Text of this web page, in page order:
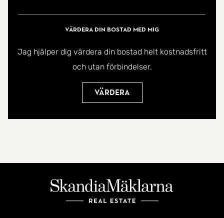
bilfärd till tågstationen i Höör där det erbjuds gratis
pendlarparkering.
permanentboende som fritidshus , en plats att
trivas på året om.
Välkommen att upptäcka denna pärla på plats!
Värdera din bostad med mig
Jag hjälper dig värdera din bostad helt kostnadsfritt
och utan förbindelser.
Värdera